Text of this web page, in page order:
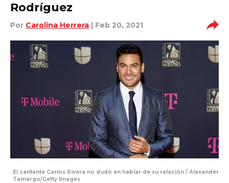
Rodríguez
Por Carolina Herrera | Feb 20, 2021
El cantante Carlos Rivera no dudó en hablar de su relación / Alexander
Tamargo/Getty Images